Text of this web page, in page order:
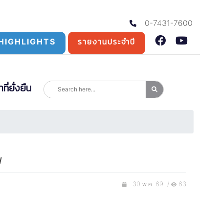
0-7431-7600
รายงานประจำปี
ที่ยั่งยืน
30 พ.ค. 69 / 63